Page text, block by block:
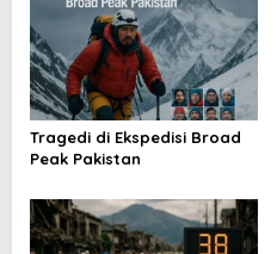
Tragedi di Ekspedisi Broad
Peak Pakistan